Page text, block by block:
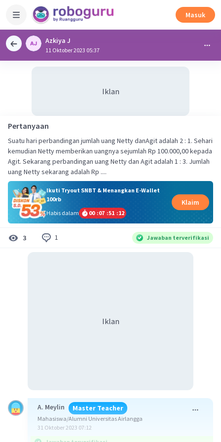
Masuk
Azkiya J
11 Oktober 2023 05:37
Iklan
Pertanyaan
Suatu hari perbandingan jumlah uang Netty danAgit adalah 2 : 1. Sehari
kemudian Netty memberikan uangnya sejumlah Rp 100.000,00 kepada
Agit. Sekarang perbandingan uang Netty dan Agit adalah 1 : 3. Jumlah
uang Netty sekarang adalah Rp ....
Ikuti Tryout SNBT & Menangkan E-Wallet
100rb
Habis dalam
00 :07 :51 :12
Klaim
3 1 Jawaban terverifikasi
Iklan
A. Meylin Master Teacher
Mahasiswa/Alumni Universitas Airlangga
31 Oktober 2023 07:12